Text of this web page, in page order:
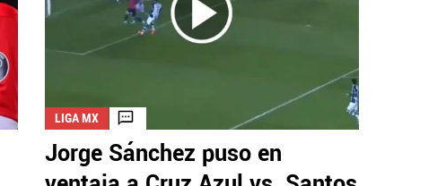
LIGA MX
Jorge Sánchez puso en